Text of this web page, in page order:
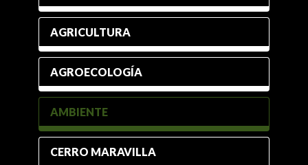
AGRICULTURA
AGROECOLOGÍA
AMBIENTE
CERRO MARAVILLA